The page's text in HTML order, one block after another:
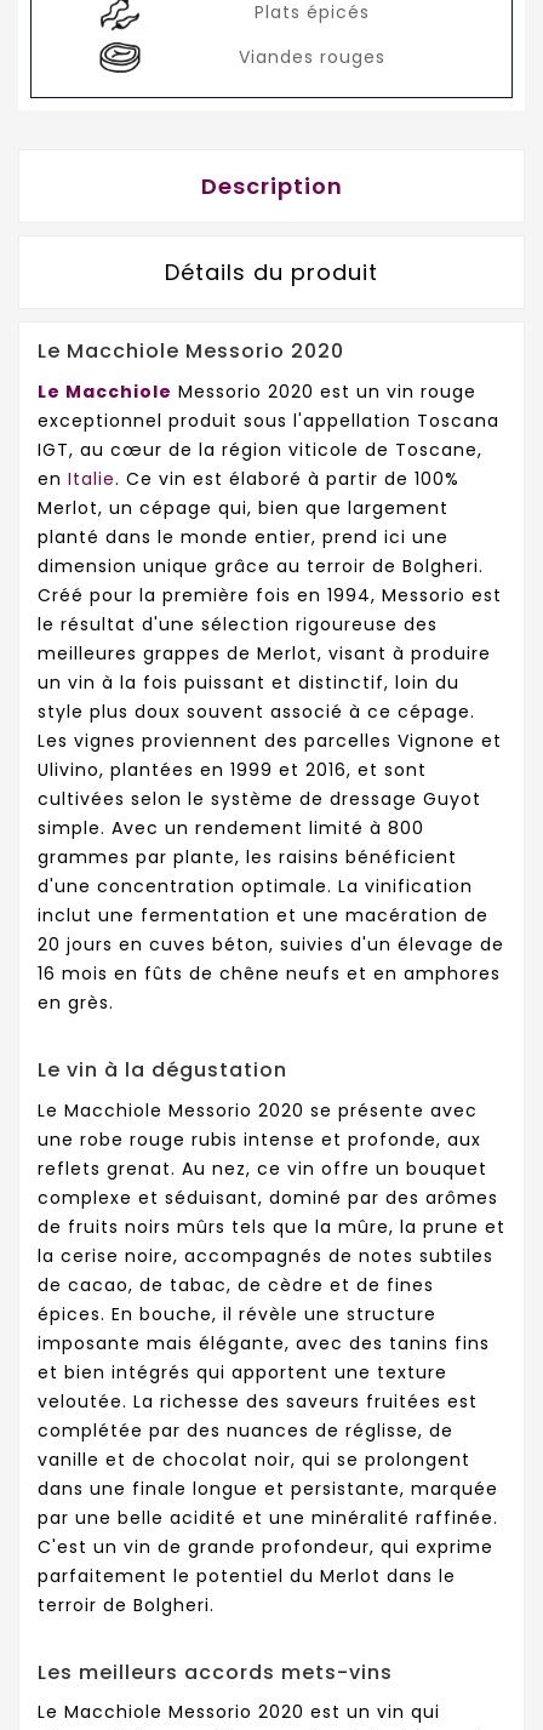
Plats épicés
Viandes rouges
Description
Détails du produit
Le Macchiole Messorio 2020
Le Macchiole Messorio 2020 est un vin rouge
exceptionnel produit sous l'appellation Toscana
IGT, au cœur de la région viticole de Toscane,
en Italie. Ce vin est élaboré à partir de 100%
Merlot, un cépage qui, bien que largement
planté dans le monde entier, prend ici une
dimension unique grâce au terroir de Bolgheri.
Créé pour la première fois en 1994, Messorio est
le résultat d'une sélection rigoureuse des
meilleures grappes de Merlot, visant à produire
un vin à la fois puissant et distinctif, loin du
style plus doux souvent associé à ce cépage.
Les vignes proviennent des parcelles Vignone et
Ulivino, plantées en 1999 et 2016, et sont
cultivées selon le système de dressage Guyot
simple. Avec un rendement limité à 800
grammes par plante, les raisins bénéficient
d'une concentration optimale. La vinification
inclut une fermentation et une macération de
20 jours en cuves béton, suivies d'un élevage de
16 mois en fûts de chêne neufs et en amphores
en grès.
Le vin à la dégustation
Le Macchiole Messorio 2020 se présente avec
une robe rouge rubis intense et profonde, aux
reflets grenat. Au nez, ce vin offre un bouquet
complexe et séduisant, dominé par des arômes
de fruits noirs mûrs tels que la mûre, la prune et
la cerise noire, accompagnés de notes subtiles
de cacao, de tabac, de cèdre et de fines
épices. En bouche, il révèle une structure
imposante mais élégante, avec des tanins fins
et bien intégrés qui apportent une texture
veloutée. La richesse des saveurs fruitées est
complétée par des nuances de réglisse, de
vanille et de chocolat noir, qui se prolongent
dans une finale longue et persistante, marquée
par une belle acidité et une minéralité raffinée.
C'est un vin de grande profondeur, qui exprime
parfaitement le potentiel du Merlot dans le
terroir de Bolgheri.
Les meilleurs accords mets-vins
Le Macchiole Messorio 2020 est un vin qui